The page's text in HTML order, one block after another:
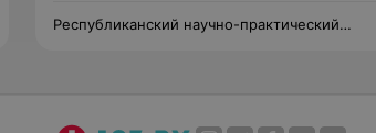
Республиканский научно-практический